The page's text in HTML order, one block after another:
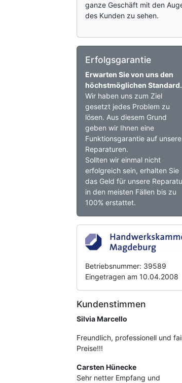
ganze Geschäft mit den
des Kunden zu sehen.
Erfolgsgarantie
Erwarten Sie von uns den
höchstmöglichen Standard.
Wir haben uns zum Ziel
gesetzt jedes Problem zu
lösen. Aus diesem Grund
geben wir Ihnen eine
Funktionsgarantie auf unsere
Reparaturen.
Sollten wir einmal nicht
erfolgreich sein, erhalten Sie
das Geld für unsere
in den meisten Fällen bis zu
100% erstattet.
Betriebsnummer: 39589
Eingetragen am 10.04.2008
Kundenstimmen
Silvia Marcello
Freundlich, professionell und
Preise!!!
Carsten Hünecke
Sehr netter Empfang und